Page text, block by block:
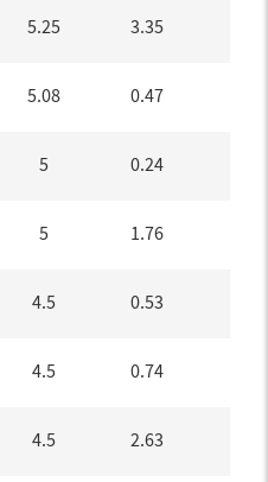
5.25 3.35
5.08 0.47
5 0.24
5 1.76
4.5 0.53
4.5 0.74
4.5 2.63